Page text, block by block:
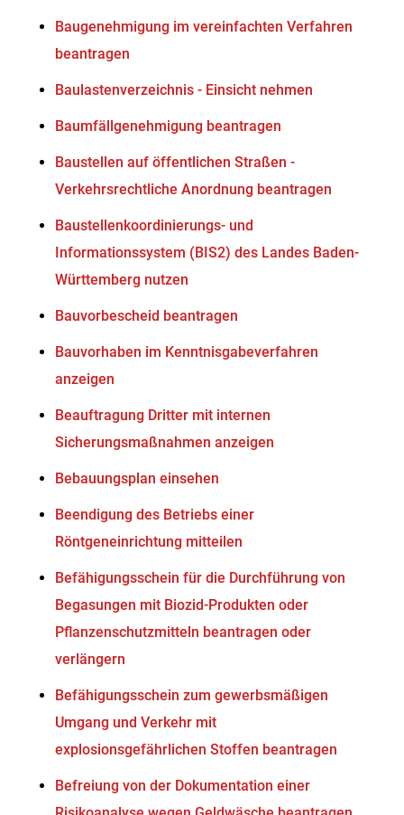
Baugenehmigung im vereinfachten Verfahren
beantragen
Baulastenverzeichnis - Einsicht nehmen
Baumfällgenehmigung beantragen
Baustellen auf öffentlichen Straßen -
Verkehrsrechtliche Anordnung beantragen
Baustellenkoordinierungs- und
Informationssystem (BIS2) des Landes Baden-
Württemberg nutzen
Bauvorbescheid beantragen
Bauvorhaben im Kenntnisgabeverfahren
anzeigen
Beauftragung Dritter mit internen
Sicherungsmaßnahmen anzeigen
Bebauungsplan einsehen
Beendigung des Betriebs einer
Röntgeneinrichtung mitteilen
Befähigungsschein für die Durchführung von
Begasungen mit Biozid-Produkten oder
Pflanzenschutzmitteln beantragen oder
verlängern
Befähigungsschein zum gewerbsmäßigen
Umgang und Verkehr mit
explosionsgefährlichen Stoffen beantragen
Befreiung von der Dokumentation einer